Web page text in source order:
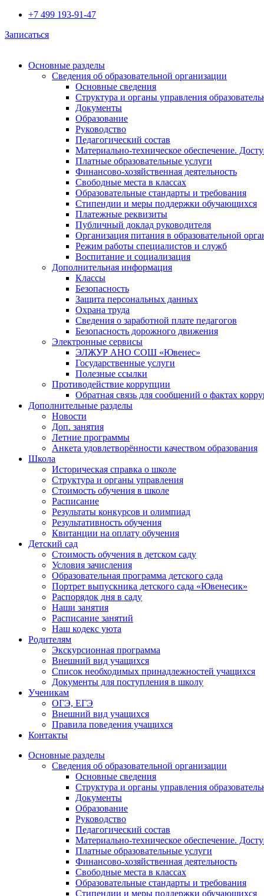
+7 499 193-91-47
Записаться
Основные разделы
Сведения об образовательной организации
Основные сведения
Структура и органы управления
Документы
Образование
Руководство
Педагогический состав
Материально-техническое обеспечение.
Платные образовательные услуги
Финансово-хозяйственная деятельность
Свободные места в классах
Образовательные стандарты и требования
Стипендии и меры поддержки обучающихся
Платежные реквизиты
Публичный доклад руководителя
Организация питания в образовательной
Режим работы специалистов и служб
Воспитание и социализация
Дополнительная информация
Классы
Безопасность
Защита персональных данных
Охрана труда
Сведения о заработной плате педагогов
Безопасность дорожного движения
Электронные сервисы
ЭЛЖУР АНО СОШ «Ювенес»
Государственные услуги
Полезные ссылки
Противодействие коррупции
Обратная связь для сообщений о фактах
Дополнительные разделы
Новости
Доп. занятия
Летние программы
Анкета удовлетворённости качеством образования
Школа
Историческая справка о школе
Структура и органы управления
Стоимость обучения в школе
Расписание
Результаты конкурсов и олимпиад
Результативность обучения
Квитанции на оплату обучения
Детский сад
Стоимость обучения в детском саду
Условия зачисления
Образовательная программа детского сада
Портрет выпускника детского сада «Ювенесик»
Распорядок дня в саду
Наши занятия
Расписание занятий
Наш кодекс уюта
Родителям
Экскурсионная программа
Внешний вид учащихся
Список необходимых принадлежностей учащихся
Документы для поступления в школу
Ученикам
ОГЭ, ЕГЭ
Внешний вид учащихся
Правила поведения учащихся
Контакты
Основные разделы
Сведения об образовательной организации
Основные сведения
Структура и органы управления
Документы
Образование
Руководство
Педагогический состав
Материально-техническое обеспечение.
Платные образовательные услуги
Финансово-хозяйственная деятельность
Свободные места в классах
Образовательные стандарты и требования
Стипендии и меры поддержки обучающихся